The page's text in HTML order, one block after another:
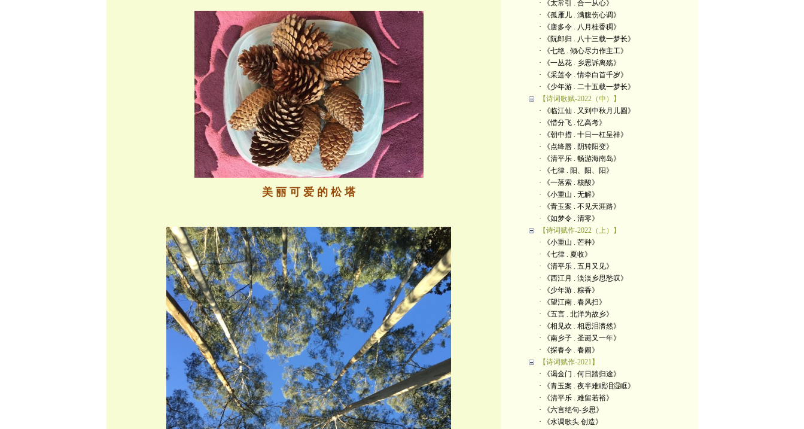
美 丽 可 爱 的 松 塔
· 《太常引 . 合一从心》
· 《孤雁儿 . 满腹伤心调》
· 《唐多令 . 八月桂香稠》
· 《阮郎归 . 八十三载一梦长》
· 《七绝 . 倾心尽力作主工》
· 《一丛花 . 乡思诉离殇》
· 《采莲令 . 情牵白首千岁》
· 《少年游 . 二十五载一梦长》
【诗词歌赋-2022（中）】
· 《临江仙 . 又到中秋月儿圆》
· 《惜分飞 . 忆高考》
· 《朝中措 . 十日一杠呈祥》
· 《点绛唇 . 阴转阳变》
· 《清平乐 . 畅游海南岛》
· 《七律 . 阳、阳、阳》
· 《一落索 . 核酸》
· 《小重山 . 无解》
· 《青玉案 . 不见天涯路》
· 《如梦令 . 清零》
【诗词赋作-2022（上）】
· 《小重山 . 芒种》
· 《七律 . 夏收》
· 《清平乐 . 五月又见》
· 《西江月 . 淡淡乡思愁叹》
· 《少年游 . 粽香》
· 《望江南 . 春风扫》
· 《五言 . 北洋为故乡》
· 《相见欢 . 相思泪潸然》
· 《南乡子 . 圣诞又一年》
· 《探春令 . 春闹》
【诗词赋作-2021】
· 《谒金门 . 何日踏归途》
· 《青玉案 . 夜半难眠泪湿眶》
· 《清平乐 . 难留若裕》
· 《六言绝句-乡思》
· 《水调歌头.创造》